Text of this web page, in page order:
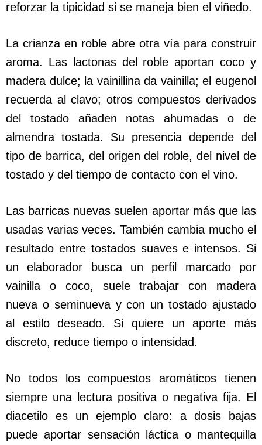
reforzar la tipicidad si se maneja bien el viñedo.
La crianza en roble abre otra vía para construir
aroma. Las lactonas del roble aportan coco y
madera dulce; la vainillina da vainilla; el eugenol
recuerda al clavo; otros compuestos derivados
del tostado añaden notas ahumadas o de
almendra tostada. Su presencia depende del
tipo de barrica, del origen del roble, del nivel de
tostado y del tiempo de contacto con el vino.
Las barricas nuevas suelen aportar más que las
usadas varias veces. También cambia mucho el
resultado entre tostados suaves e intensos. Si
un elaborador busca un perfil marcado por
vainilla o coco, suele trabajar con madera
nueva o seminueva y con un tostado ajustado
al estilo deseado. Si quiere un aporte más
discreto, reduce tiempo o intensidad.
No todos los compuestos aromáticos tienen
siempre una lectura positiva o negativa fija. El
diacetilo es un ejemplo claro: a dosis bajas
puede aportar sensación láctica o mantequilla